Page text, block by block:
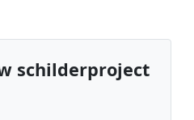
schilderproject